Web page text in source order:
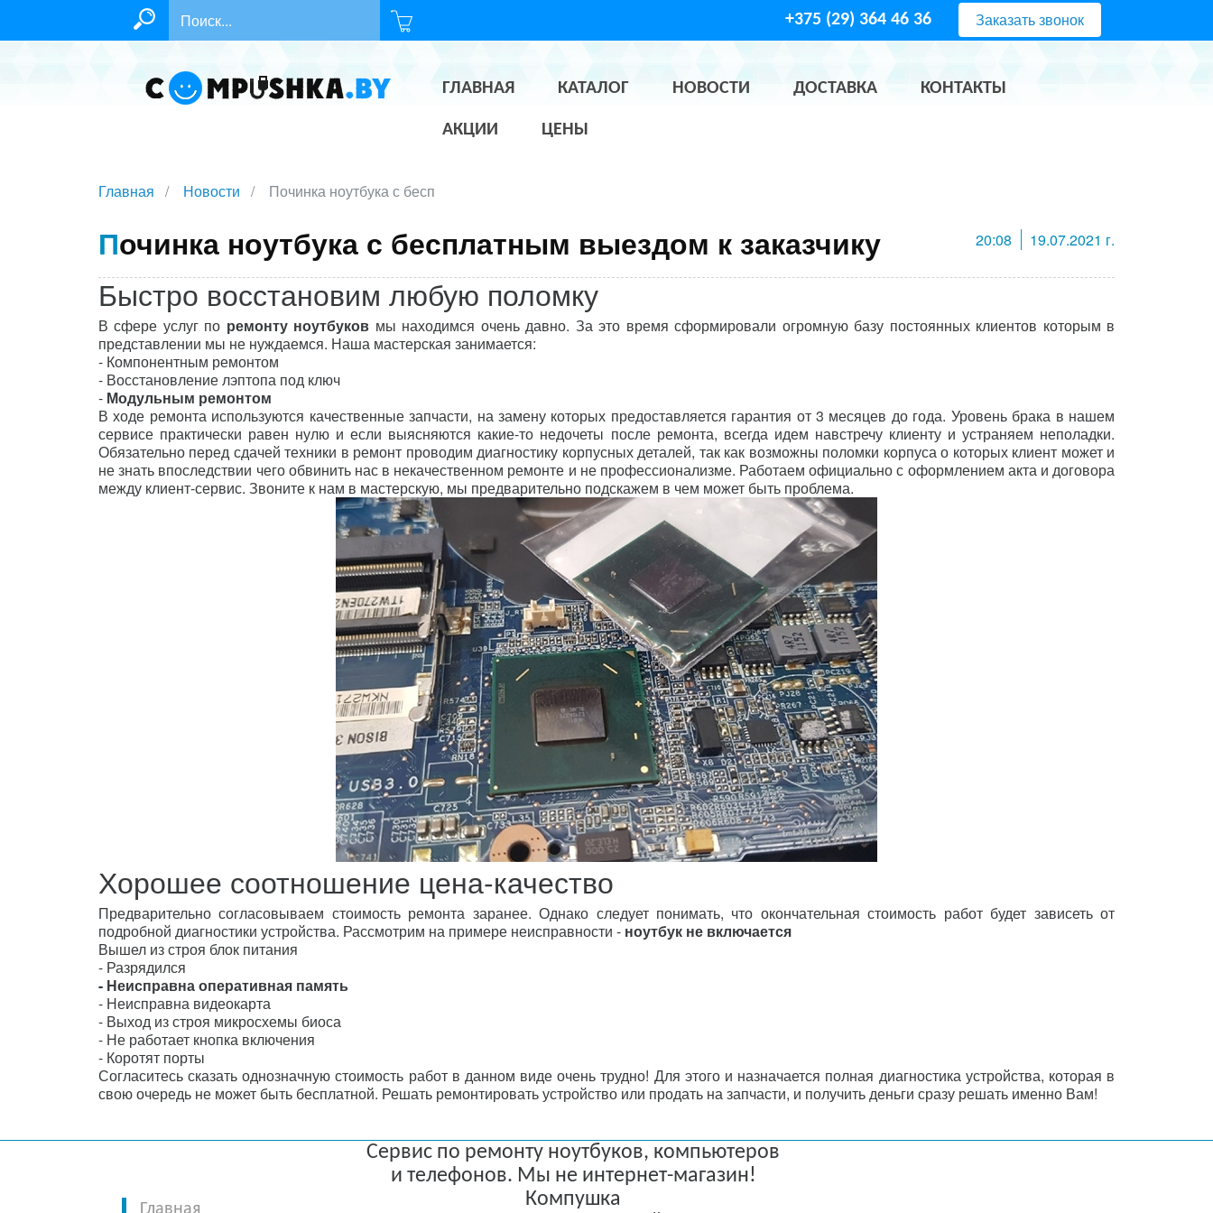
+375 (29) 364 46 36 Заказать звонок
ГЛАВНАЯ КАТАЛОГ НОВОСТИ ДОСТАВКА КОНТАКТЫ
АКЦИИ ЦЕНЫ
Главная Новости Починка ноутбука с бесп
20:08 19.07.2021 г.
Починка ноутбука с бесплатным выездом к заказчику
Быстро восстановим любую поломку
В сфере услуг по ремонту ноутбуков мы находимся очень давно. За это время сформировали огромную базу постоянных клиентов которым в
представлении мы не нуждаемся. Наша мастерская занимается:
- Компонентным ремонтом
- Восстановление лэптопа под ключ
- Модульным ремонтом
В ходе ремонта используются качественные запчасти, на замену которых предоставляется гарантия от 3 месяцев до года. Уровень брака в нашем
сервисе практически равен нулю и если выясняются какие-то недочеты после ремонта, всегда идем навстречу клиенту и устраняем неполадки.
Обязательно перед сдачей техники в ремонт проводим диагностику корпусных деталей, так как возможны поломки корпуса о которых клиент может и
не знать впоследствии чего обвинить нас в некачественном ремонте и не профессионализме. Работаем официально с оформлением акта и договора
между клиент-сервис. Звоните к нам в мастерскую, мы предварительно подскажем в чем может быть проблема.
Хорошее соотношение цена-качество
Предварительно согласовываем стоимость ремонта заранее. Однако следует понимать, что окончательная стоимость работ будет зависеть от
подробной диагностики устройства. Рассмотрим на примере неисправности - ноутбук не включается
Вышел из строя блок питания
- Разрядился
- Неисправна оперативная память
- Неисправна видеокарта
- Выход из строя микросхемы биоса
- Не работает кнопка включения
- Коротят порты
Согласитесь сказать однозначную стоимость работ в данном виде очень трудно! Для этого и назначается полная диагностика устройства, которая в
свою очередь не может быть бесплатной. Решать ремонтировать устройство или продать на запчасти, и получить деньги сразу решать именно Вам!
Главная
Сервис по ремонту ноутбуков, компьютеров
и телефонов. Мы не интернет-магазин!
Компушка